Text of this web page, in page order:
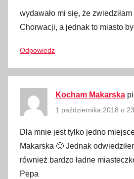
wydawało mi się, że
Chorwacji, a jednak to miasto
Odpowiedz
Kocham Makarska
1 października 2018 o
Dla mnie jest tylko jedno
Makarska 🙂 Jednak
również bardzo ładne
Pepa